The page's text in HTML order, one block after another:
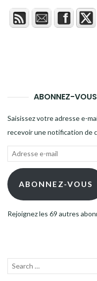
ABONNEZ-
Saisissez votre adresse e-
recevoir une notification de
Adresse
mail ABONNEZ-VOUS
Rejoignez les 69 autres
Recherche